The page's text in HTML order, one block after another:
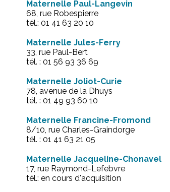
Maternelle Paul-Langevin
68, rue Robespierre
tél.: 01 41 63 20 10
Maternelle Jules-Ferry
33, rue Paul-Bert
tél. : 01 56 93 36 69
Maternelle Joliot-Curie
78, avenue de la Dhuys
tél. : 01 49 93 60 10
Maternelle Francine-Fromond
8/10, rue Charles-Graindorge
tél. : 01 41 63 21 05
Maternelle Jacqueline-Chonavel
17, rue Raymond-Lefebvre
tél.: en cours d'acquisition